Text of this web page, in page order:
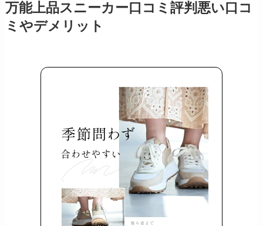
万能上品スニーカー口コミ評判悪い口コ
ミやデメリット